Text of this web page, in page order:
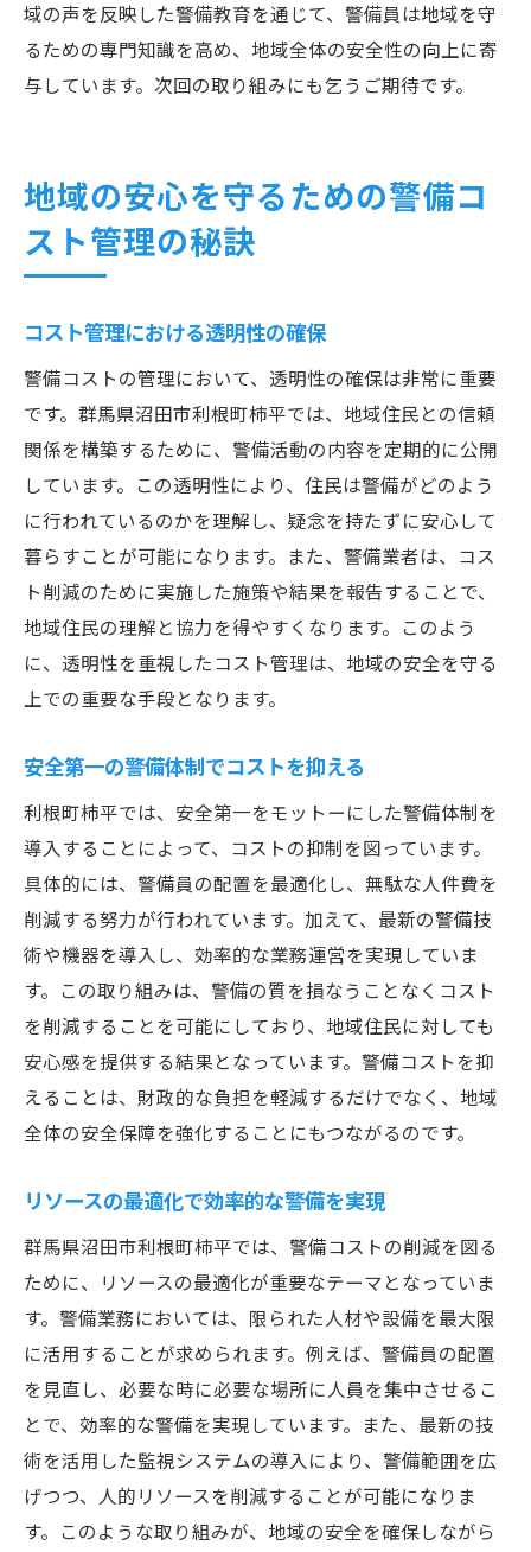
域の声を反映した警備教育を通じて、警備員は地域を守
るための専門知識を高め、地域全体の安全性の向上に寄
与しています。次回の取り組みにも乞うご期待です。
地域の安心を守るための警備コ
スト管理の秘訣
コスト管理における透明性の確保
警備コストの管理において、透明性の確保は非常に重要
です。群馬県沼田市利根町柿平では、地域住民との信頼
関係を構築するために、警備活動の内容を定期的に公開
しています。この透明性により、住民は警備がどのよう
に行われているのかを理解し、疑念を持たずに安心して
暮らすことが可能になります。また、警備業者は、コス
ト削減のために実施した施策や結果を報告することで、
地域住民の理解と協力を得やすくなります。このよう
に、透明性を重視したコスト管理は、地域の安全を守る
上での重要な手段となります。
安全第一の警備体制でコストを抑える
利根町柿平では、安全第一をモットーにした警備体制を
導入することによって、コストの抑制を図っています。
具体的には、警備員の配置を最適化し、無駄な人件費を
削減する努力が行われています。加えて、最新の警備技
術や機器を導入し、効率的な業務運営を実現していま
す。この取り組みは、警備の質を損なうことなくコスト
を削減することを可能にしており、地域住民に対しても
安心感を提供する結果となっています。警備コストを抑
えることは、財政的な負担を軽減するだけでなく、地域
全体の安全保障を強化することにもつながるのです。
リソースの最適化で効率的な警備を実現
群馬県沼田市利根町柿平では、警備コストの削減を図る
ために、リソースの最適化が重要なテーマとなっていま
す。警備業務においては、限られた人材や設備を最大限
に活用することが求められます。例えば、警備員の配置
を見直し、必要な時に必要な場所に人員を集中させるこ
とで、効率的な警備を実現しています。また、最新の技
術を活用した監視システムの導入により、警備範囲を広
げつつ、人的リソースを削減することが可能になりま
す。このような取り組みが、地域の安全を確保しながら